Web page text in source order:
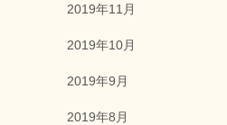
2019年11月
2019年10月
2019年9月
2019年8月